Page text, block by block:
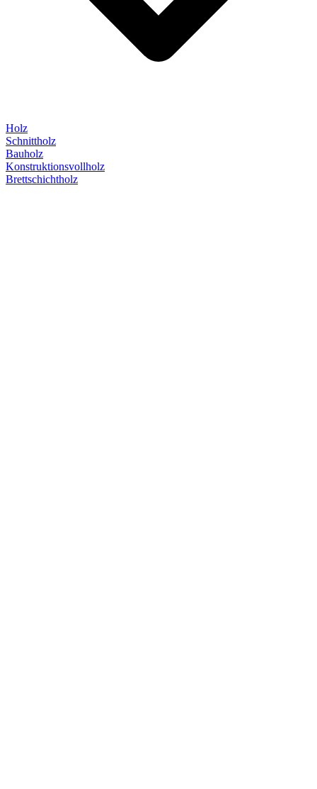
Holz
Schnittholz
Bauholz
Konstruktionsvollholz
Brettschichtholz